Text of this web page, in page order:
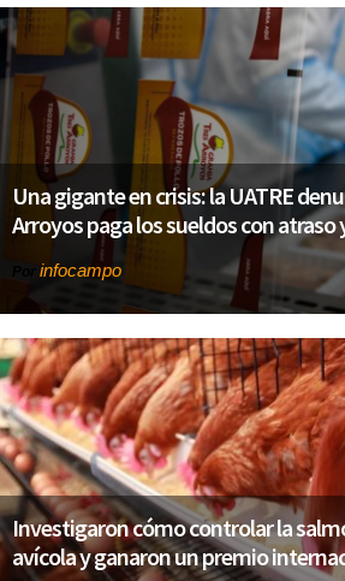
Una gigante en crisis: la UATRE
Arroyos paga los sueldos con atraso
infocampo
Investigaron cómo controlar la
avícola y ganaron un premio